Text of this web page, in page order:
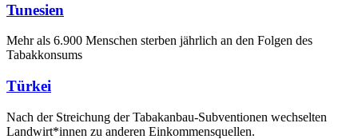
Tunesien
Mehr als 6.900 Menschen sterben jährlich an den Folgen des
Tabakkonsums
Türkei
Nach der Streichung der Tabakanbau-Subventionen wechselten
Landwirt*innen zu anderen Einkommensquellen.